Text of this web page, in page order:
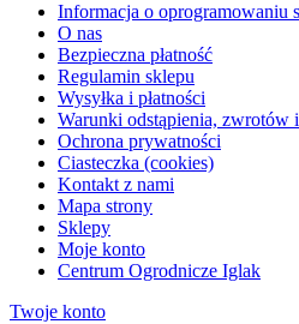
Informacja o oprogramowaniu
O nas
Bezpieczna płatność
Regulamin sklepu
Wysyłka i płatności
Warunki odstąpienia, zwrotów
Ochrona prywatności
Ciasteczka (cookies)
Kontakt z nami
Mapa strony
Sklepy
Moje konto
Centrum Ogrodnicze Iglak
Twoje konto